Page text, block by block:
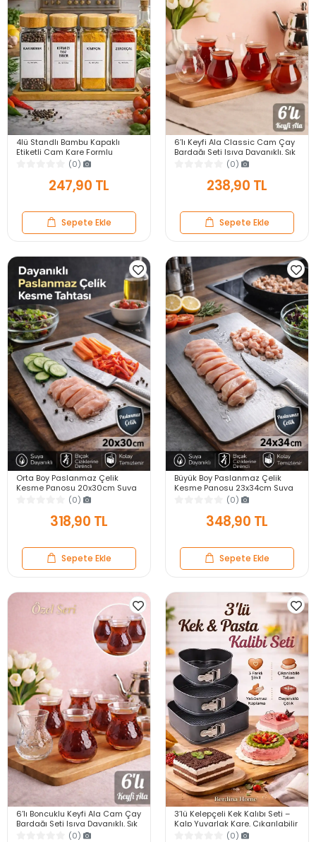
4lü Standlı Bambu Kapaklı
Etiketli Cam Kare Formlu
Baharatlık Takımı Serpme
Başlıklı Baharatlık
(0)
247,90 TL
Sepete Ekle
6’lı Keyfi Ala Classic Cam Çay
Bardağı Seti Isıya Dayanıklı, Şık
ve Modern Tasarım
(0)
238,90 TL
Sepete Ekle
Orta Boy Paslanmaz Çelik
Kesme Panosu 20x30cm Suya
Dayanıklı Tezgah Koruyucu
Çelik Kesim Tahtası
(0)
318,90 TL
Sepete Ekle
Büyük Boy Paslanmaz Çelik
Kesme Panosu 23x34cm Suya
Dayanıklı Tezgah Koruyucu
Çelik Kesim Tahtası
(0)
348,90 TL
Sepete Ekle
6’lı Boncuklu Keyfi Ala Cam Çay
Bardağı Seti Isıya Dayanıklı, Şık
ve Modern Tasarım
(0)
3’lü Kelepçeli Kek Kalıbı Seti –
Kalp Yuvarlak Kare, Çıkarılabilir
Tabanlı, Yapışmaz Teflon
(0)